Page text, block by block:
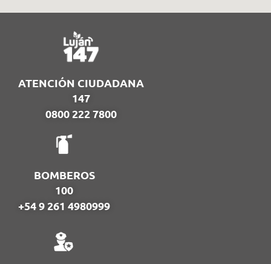
ATENCIÓN CIUDADANA
147
0800 222 7800
BOMBEROS
100
+54 9 261 4980999